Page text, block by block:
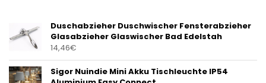
Duschabzieher Duschwischer Fensterabzieher
Glasabzieher Glaswischer Bad Edelstah
14,46€
Sigor Nuindie Mini Akku Tischleuchte IP54